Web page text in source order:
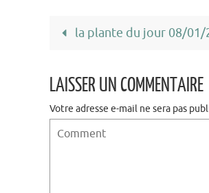
la plante du jour 08/01/
LAISSER UN COMMENTAIRE
Votre adresse e-mail ne sera pas